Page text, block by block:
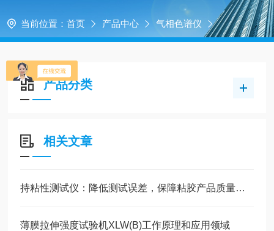
当前位置： 首页 产品中心 气相色谱仪
产品分类
相关文章
持粘性测试仪：降低测试误差，保障粘胶产品质量稳定
薄膜拉伸强度试验机XLW(B)工作原理和应用领域